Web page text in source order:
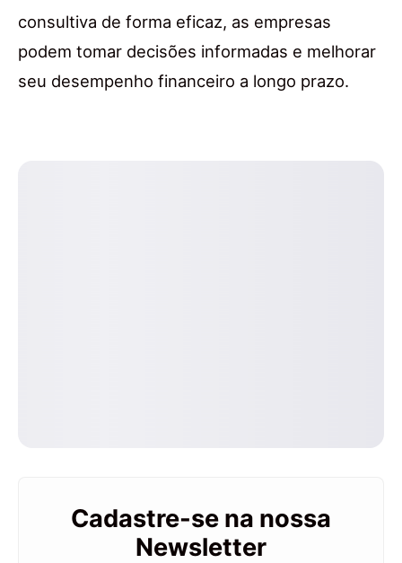
consultiva de forma eficaz, as empresas
podem tomar decisões informadas e melhorar
seu desempenho financeiro a longo prazo.
Cadastre-se na nossa
Newsletter